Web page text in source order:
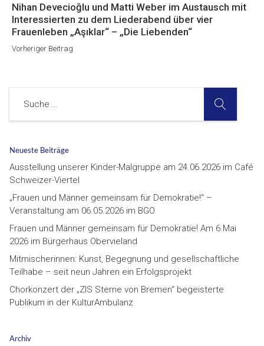
Vorheriger
Beitrag
Nihan Devecioğlu und Matti Weber im Austausch mit
Interessierten zu dem Liederabend über vier
Frauenleben „Aşıklar“ – „Die Liebenden“
Vorheriger Beitrag
Neueste Beiträge
Ausstellung unserer Kinder-Malgruppe am 24.06.2026 im Café
Schweizer-Viertel
„Frauen und Männer gemeinsam für Demokratie!“ –
Veranstaltung am 06.05.2026 im BGO
Frauen und Männer gemeinsam für Demokratie! Am 6.Mai
2026 im Bürgerhaus Obervieland
Mitmischerinnen: Kunst, Begegnung und gesellschaftliche
Teilhabe – seit neun Jahren ein Erfolgsprojekt
Chorkonzert der „ZIS Sterne von Bremen“ begeisterte
Publikum in der KulturAmbulanz
Archiv